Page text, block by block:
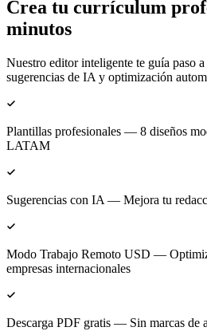
Crea tu currículum
minutos
Nuestro editor inteligente te guía paso
sugerencias de IA y optimización
Plantillas profesionales — 8 diseños
LATAM
Sugerencias con IA — Mejora tu
Modo Trabajo Remoto USD —
empresas internacionales
Descarga PDF gratis — Sin marcas de